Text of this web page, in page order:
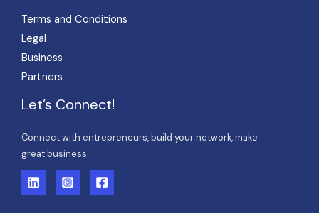
Terms and Conditions
Legal
Business
Partners
Let’s Connect!
Connect with entrepreneurs, build your network, make
great business.